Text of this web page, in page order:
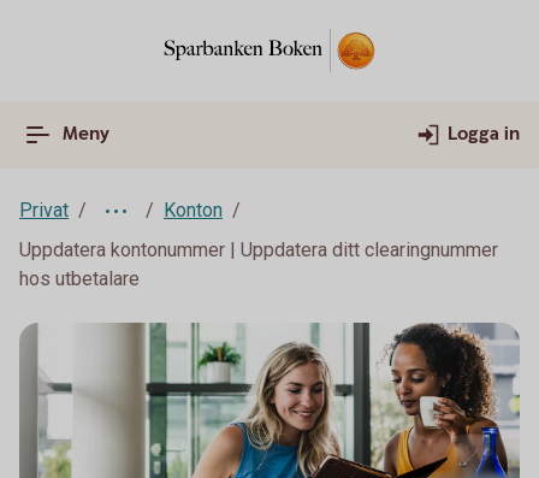
Meny Logga in
Privat
Konton
Uppdatera kontonummer | Uppdatera ditt clearingnummer
hos utbetalare